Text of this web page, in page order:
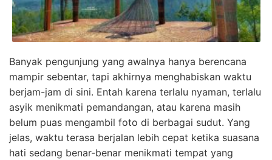
Banyak pengunjung yang awalnya hanya berencana
mampir sebentar, tapi akhirnya menghabiskan waktu
berjam-jam di sini. Entah karena terlalu nyaman, terlalu
asyik menikmati pemandangan, atau karena masih
belum puas mengambil foto di berbagai sudut. Yang
jelas, waktu terasa berjalan lebih cepat ketika suasana
hati sedang benar-benar menikmati tempat yang